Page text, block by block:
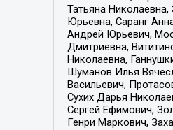
Татьяна
Юрьевна, Саранг
Андрей Юрьевич,
Дмитриевна,
Николаевна,
Шуманов Илья
Васильевич,
Сухих Дарья
Сергей Ефимович,
Генри Маркович,